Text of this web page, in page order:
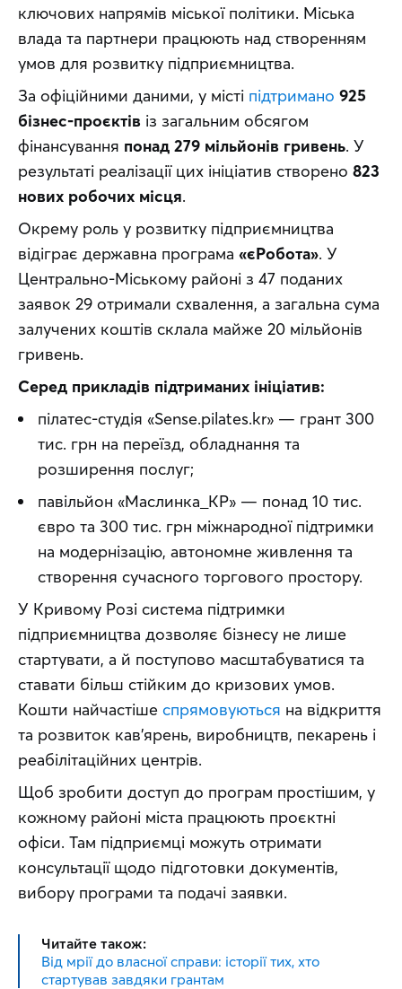
ключових напрямів міської політики. Міська
влада та партнери працюють над створенням
умов для розвитку підприємництва.
За офіційними даними, у місті підтримано 925
бізнес-проєктів із загальним обсягом
фінансування понад 279 мільйонів гривень. У
результаті реалізації цих ініціатив створено 823
нових робочих місця.
Окрему роль у розвитку підприємництва
відіграє державна програма «єРобота». У
Центрально-Міському районі з 47 поданих
заявок 29 отримали схвалення, а загальна сума
залучених коштів склала майже 20 мільйонів
гривень.
Серед прикладів підтриманих ініціатив:
пілатес-студія «Sense.pilates.kr» — грант 300
тис. грн на переїзд, обладнання та
розширення послуг;
павільйон «Маслинка_КР» — понад 10 тис.
євро та 300 тис. грн міжнародної підтримки
на модернізацію, автономне живлення та
створення сучасного торгового простору.
У Кривому Розі система підтримки
підприємництва дозволяє бізнесу не лише
стартувати, а й поступово масштабуватися та
ставати більш стійким до кризових умов.
Кошти найчастіше спрямовуються на відкриття
та розвиток кав’ярень, виробництв, пекарень і
реабілітаційних центрів.
Щоб зробити доступ до програм простішим, у
кожному районі міста працюють проєктні
офіси. Там підприємці можуть отримати
консультації щодо підготовки документів,
вибору програми та подачі заявки.
Читайте також:
Від мрії до власної справи: історії тих, хто
стартував завдяки грантам